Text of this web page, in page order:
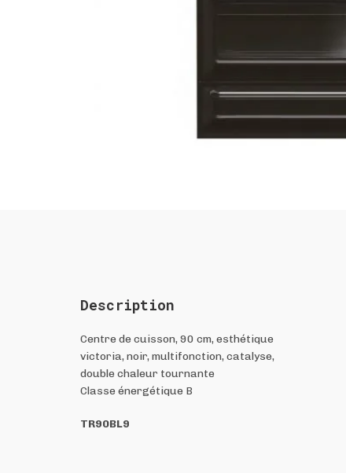
Description
Centre de cuisson, 90 cm, esthétique
victoria, noir, multifonction, catalyse,
double chaleur tournante
Classe énergétique B
TR90BL9